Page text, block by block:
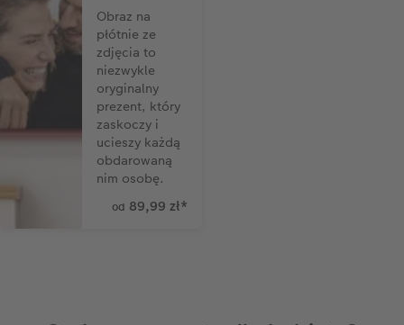
Obraz na
płótnie ze
zdjęcia to
niezwykle
oryginalny
prezent, który
zaskoczy i
ucieszy każdą
obdarowaną
nim osobę.
od 89,99 zł*